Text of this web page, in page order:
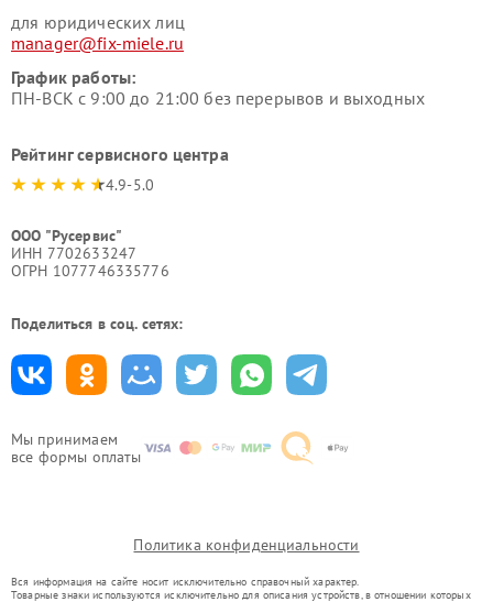
Мы принимаем
все формы оплаты
для юридических лиц
manager@fix-miele.ru
График работы:
ПН-ВСК с 9:00 до 21:00 без перерывов и выходных
Рейтинг сервисного центра
4.9-5.0
ООО "Русервис"
ИНН 7702633247
ОГРН 1077746335776
Поделиться в соц. сетях:
Политика конфиденциальности
Вся информация на сайте носит исключительно справочный характер.
Товарные знаки используются исключительно для описания устройств, в отношении которых